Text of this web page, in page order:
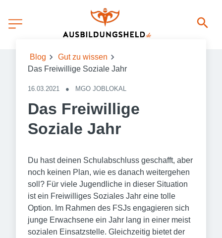
Blog
Gut zu wissen
Das Freiwillige Soziale Jahr
16.03.2021 ● MGO JOBLOKAL
Das Freiwillige
Soziale Jahr
Du hast deinen Schulabschluss geschafft, aber
noch keinen Plan, wie es danach weitergehen
soll? Für viele Jugendliche in dieser Situation
ist ein Freiwilliges Soziales Jahr eine tolle
Option. Im Rahmen des FSJs engagieren sich
junge Erwachsene ein Jahr lang in einer meist
sozialen Einsatzstelle. Gleichzeitig bietet der